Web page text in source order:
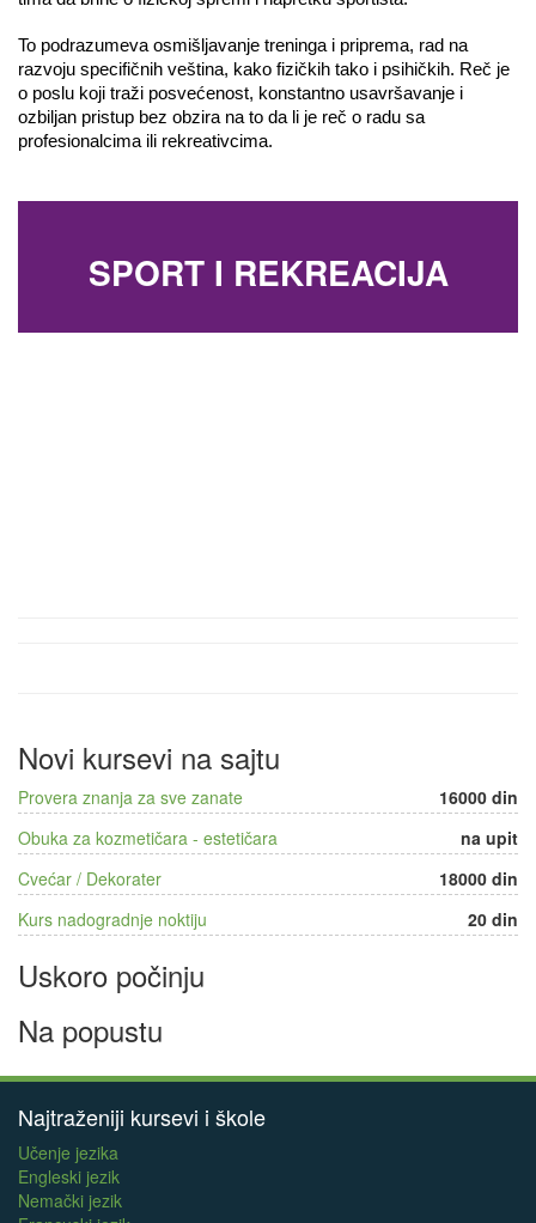
To podrazumeva osmišljavanje treninga i priprema, rad na
razvoju specifičnih veština, kako fizičkih tako i psihičkih. Reč je
o poslu koji traži posvećenost, konstantno usavršavanje i
ozbiljan pristup bez obzira na to da li je reč o radu sa
profesionalcima ili rekreativcima.
SPORT I REKREACIJA
Novi kursevi na sajtu
16000 din
Provera znanja za sve zanate
na upit
Obuka za kozmetičara - estetičara
18000 din
Cvećar / Dekorater
20 din
Kurs nadogradnje noktiju
Uskoro počinju
Na popustu
Najtraženiji kursevi i škole
Učenje jezika
Engleski jezik
Nemački jezik